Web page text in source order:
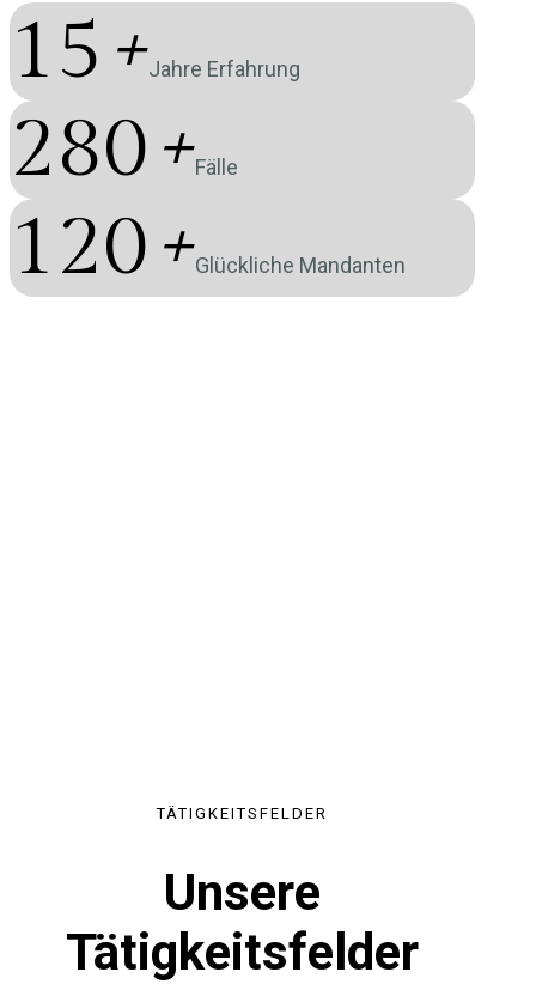
15 +Jahre Erfahrung
280+Fälle
120+Glückliche Mandanten
TÄTIGKEITSFELDER
Unsere
Tätigkeitsfelder